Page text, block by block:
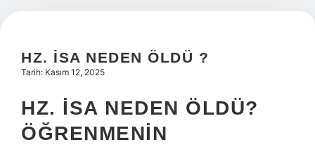
Hakkımızda
HZ. İSA NEDEN ÖLDÜ ?
Tarih: Kasım 12, 2025
HZ. İSA NEDEN ÖLDÜ?
ÖĞRENMENIN